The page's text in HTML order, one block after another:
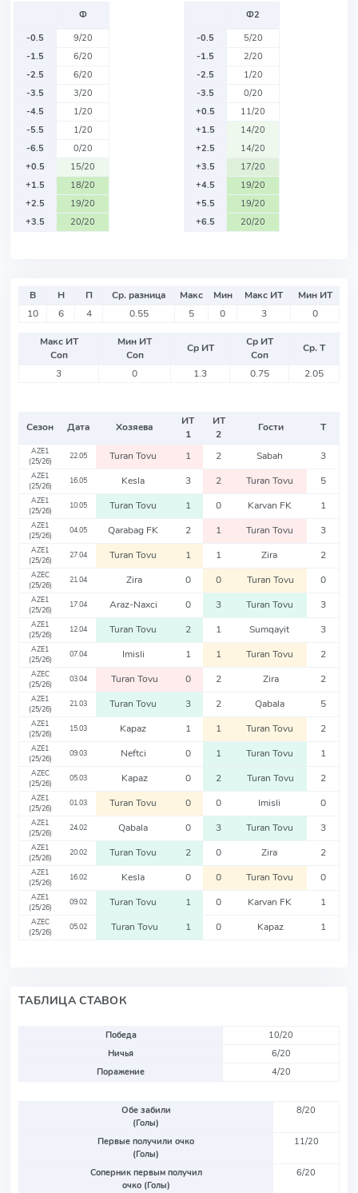
Ф
-0.5
9/20
-1.5
6/20
-2.5
6/20
-3.5
3/20
-4.5
1/20
-5.5
1/20
-6.5
0/20
+0.5
15/20
+1.5
18/20
+2.5
19/20
+3.5
20/20
Ф2
-0.5
5/20
-1.5
2/20
-2.5
1/20
-3.5
0/20
+0.5
11/20
+1.5
14/20
+2.5
14/20
+3.5
17/20
+4.5
19/20
+5.5
19/20
+6.5
20/20
В Н П Ср. разница Макс Мин Макс ИТ
Мин ИТ
10
6 4 0.55 5 0 3 0
Макс ИТ
Соп
Мин ИТ
Соп
Ср ИТ
Ср ИТ
Соп
Ср. Т
3
0 1.3 0.75 2.05
Сезон Дата Хозяева
ИТ
1
ИТ
2
Гости Т
AZE1
(25/26)
22.05 Turan Tovu 1 2 Sabah 3
AZE1
(25/26)
16.05 Kesla 3 2 Turan Tovu 5
AZE1
(25/26)
10.05 Turan Tovu 1 0 Karvan FK 1
AZE1
(25/26)
04.05 Qarabag FK 2 1 Turan Tovu 3
AZE1
(25/26)
27.04 Turan Tovu 1 1 Zira 2
AZEC
(25/26)
21.04 Zira 0 0 Turan Tovu 0
AZE1
(25/26)
17.04 Araz-Naxci 0 3 Turan Tovu 3
AZE1
(25/26)
12.04 Turan Tovu 2 1 Sumqayit 3
AZE1
(25/26)
07.04 Imisli 1 1 Turan Tovu 2
AZEC
(25/26)
03.04 Turan Tovu 0 2 Zira 2
AZE1
(25/26)
21.03 Turan Tovu 3 2 Qabala 5
AZE1
(25/26)
15.03 Kapaz 1 1 Turan Tovu 2
AZE1
(25/26)
09.03 Neftci 0 1 Turan Tovu 1
AZEC
(25/26)
05.03 Kapaz 0 2 Turan Tovu 2
AZE1
(25/26)
01.03 Turan Tovu 0 0 Imisli 0
AZE1
(25/26)
24.02 Qabala 0 3 Turan Tovu 3
AZE1
(25/26)
20.02 Turan Tovu 2 0 Zira 2
AZE1
(25/26)
16.02 Kesla 0 0 Turan Tovu 0
AZE1
(25/26)
09.02 Turan Tovu 1 0 Karvan FK 1
AZEC
(25/26)
05.02 Turan Tovu 1 0 Kapaz 1
ТАБЛИЦА СТАВОК
Победа
10/20
Ничья
6/20
Поражение
4/20
Обе забили
(Голы)
8/20
Первые получили очко
(Голы)
11/20
Соперник первым получил
очко (Голы)
6/20